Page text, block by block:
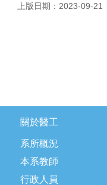
上版日期：2023-09-21
關於醫工
系所概況
本系教師
行政人員